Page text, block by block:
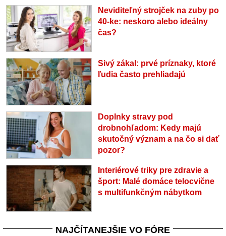
Neviditeľný strojček na zuby po
40-ke: neskoro alebo ideálny
čas?
Sivý zákal: prvé príznaky, ktoré
ľudia často prehliadajú
Doplnky stravy pod
drobnohľadom: Kedy majú
skutočný význam a na čo si dať
pozor?
Interiérové triky pre zdravie a
šport: Malé domáce telocvične
s multifunkčným nábytkom
NAJČÍTANEJŠIE VO FÓRE